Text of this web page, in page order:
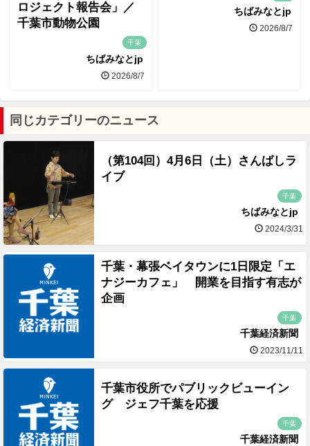
ロジェクト報告会」／
千葉市動物公園
千葉
ちばみなとjp
2026/8/7
ちばみなとjp
2026/8/7
同じカテゴリーのニュース
（第104回）4月6日（土）さんばしラ
イブ
千葉
ちばみなとjp
2024/3/31
千葉・幕張ベイタウンに1日限定「エ
ナジーカフェ」 開業を目指す有志が
企画
千葉
千葉経済新聞
2023/11/11
千葉市役所でパブリックビューイン
グ ジェフ千葉を応援
千葉
千葉経済新聞